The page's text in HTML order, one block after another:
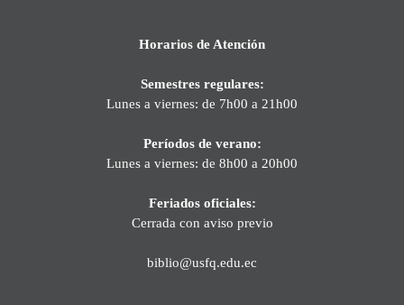
Horarios de Atención
Semestres regulares:
Lunes a viernes: de 7h00 a 21h00
Períodos de verano:
Lunes a viernes: de 8h00 a 20h00
Feriados oficiales:
Cerrada con aviso previo
biblio@usfq.edu.ec